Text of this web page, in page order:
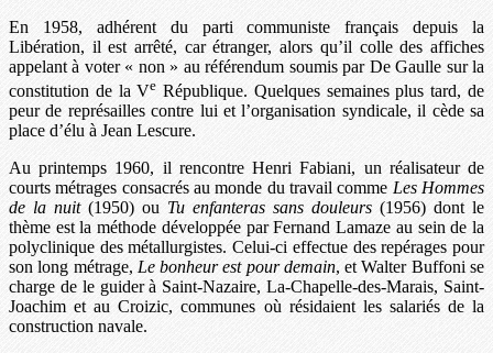
En 1958, adhérent du parti communiste français depuis la
Libération, il est arrêté, car étranger, alors qu’il colle des affiches
appelant à voter « non » au référendum soumis par De Gaulle sur la
constitution de la Ve République. Quelques semaines plus tard, de
peur de représailles contre lui et l’organisation syndicale, il cède sa
place d’élu à Jean Lescure.
Au printemps 1960, il rencontre Henri Fabiani, un réalisateur de
courts métrages consacrés au monde du travail comme Les Hommes
de la nuit(1950) ou Tu enfanteras sans douleurs (1956) dont le
thème est la méthode développée par Fernand Lamaze au sein de la
polyclinique des métallurgistes. Celui-ci effectue des repérages pour
son long métrage, Le bonheur est pour demain, et Walter Buffoni se
charge de le guider à Saint-Nazaire, La-Chapelle-des-Marais, Saint-
Joachim et au Croizic, communes où résidaient les salariés de la
construction navale.